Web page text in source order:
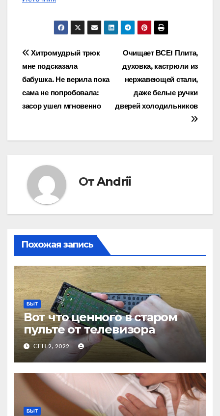
Навигация
по
записям
Очищает ВСЕ! Плита,
духовка, кастрюли из
нержавеющей стали,
даже белые ручки
дверей холодильников
Хитромудрый трюк
мне подсказала
бабушка. Не верила пока
сама не попробовала:
засор ушел мгновенно
ОтAndrii
Похожая запись
БЫТ
Вот что ценного в старом
пульте от телевизора
СЕН 2, 2022
БЫТ